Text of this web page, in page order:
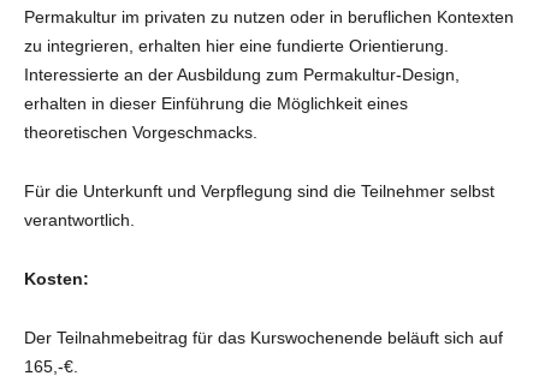
Permakultur im privaten zu nutzen oder in beruflichen Kontexten
zu integrieren, erhalten hier eine fundierte Orientierung.
Interessierte an der Ausbildung zum Permakultur-Design,
erhalten in dieser Einführung die Möglichkeit eines
theoretischen Vorgeschmacks.
Für die Unterkunft und Verpflegung sind die Teilnehmer selbst
verantwortlich.
Kosten:
Der Teilnahmebeitrag für das Kurswochenende beläuft sich auf
165,-€.